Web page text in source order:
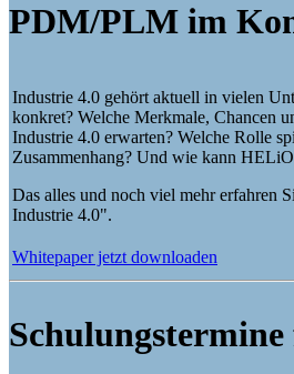
PDM/PLM im
Industrie 4.0 gehört aktuell in vielen
konkret? Welche Merkmale, Chancen
Industrie 4.0 erwarten? Welche Rolle
Zusammenhang? Und wie kann
Das alles und noch viel mehr erfahren
Industrie 4.0".
Whitepaper jetzt downloaden